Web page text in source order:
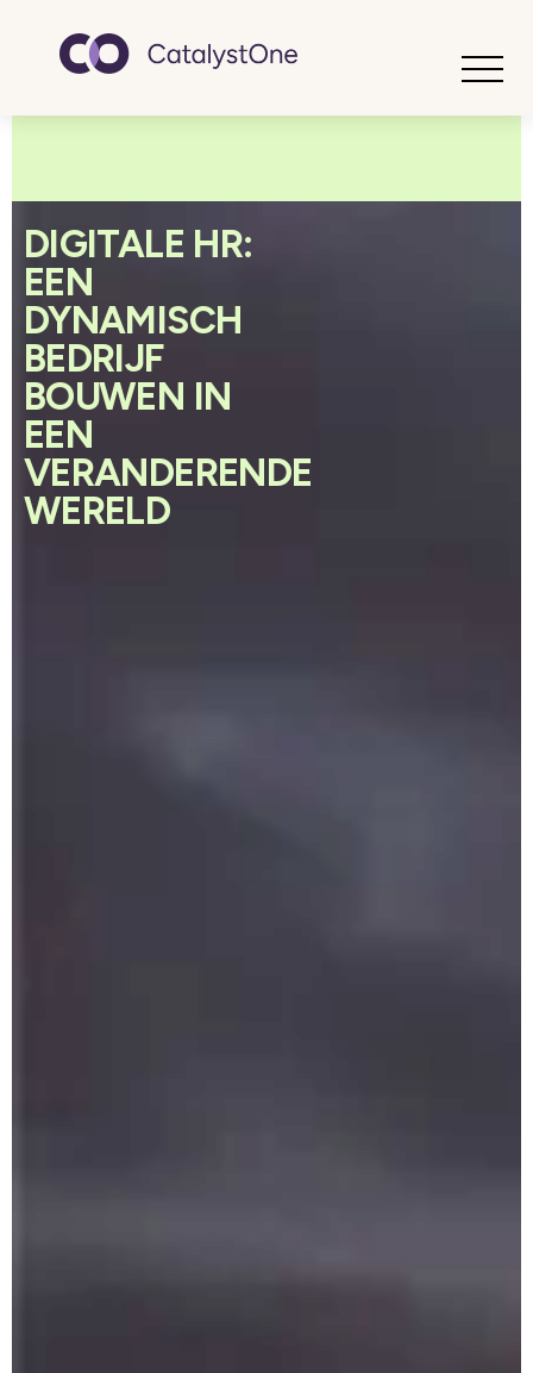
DIGITALE HR:
EEN
DYNAMISCH
BEDRIJF
BOUWEN IN
EEN
VERANDERENDE
WERELD